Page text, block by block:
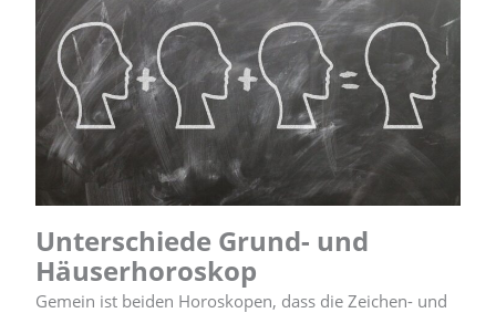
Unterschiede Grund- und
Häuserhoroskop
Gemein ist beiden Horoskopen, dass die Zeichen- und